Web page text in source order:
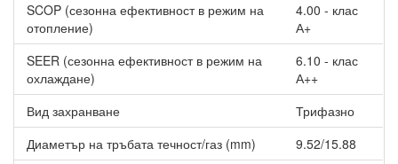
SCOP (сезонна ефективност в режим на
отопление)
4.00 - клас
А+
SEER (сезонна ефективност в режим на
охлаждане)
6.10 - клас
А++
Вид захранване
Трифазно
Диаметър на тръбата течност/газ (mm)
9.52/15.88